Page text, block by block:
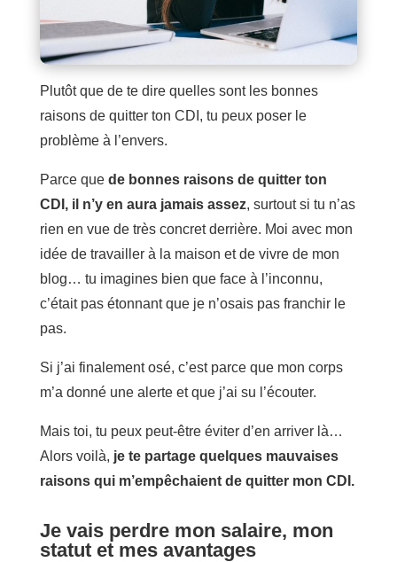
Plutôt que de te dire quelles sont les bonnes
raisons de quitter ton CDI, tu peux poser le
problème à l’envers.
Parce quede bonnes raisons de quitter ton
CDI, il n’y en aura jamais assez, surtout si tu n’as
rien en vue de très concret derrière. Moi avec mon
idée de travailler à la maison et de vivre de mon
blog… tu imagines bien que face à l’inconnu,
c’était pas étonnant que je n’osais pas franchir le
pas.
Si j’ai finalement osé, c’est parce que mon corps
m’a donné une alerte et que j’ai su l’écouter.
Mais toi, tu peux peut-être éviter d’en arriver là…
Alors voilà, je te partage quelques mauvaises
raisons qui m’empêchaient de quitter mon CDI.
Je vais perdre mon salaire, mon
statut et mes avantages